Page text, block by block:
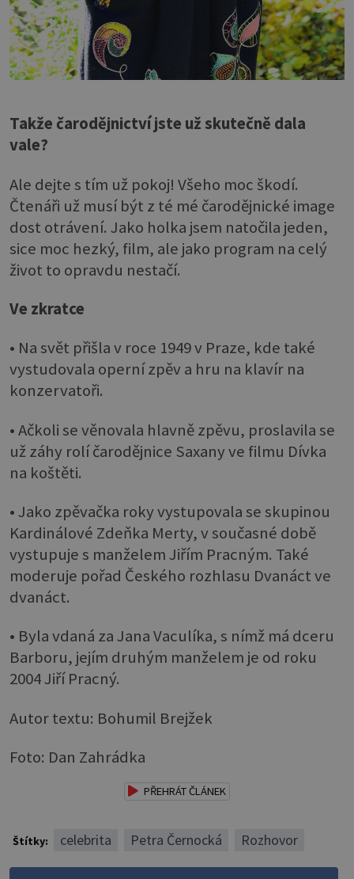
Takže čarodějnictví jste už skutečně dala
vale?
Ale dejte s tím už pokoj! Všeho moc škodí.
Čtenáři už musí být z té mé čarodějnické image
dost otrávení. Jako holka jsem natočila jeden,
sice moc hezký, film, ale jako program na celý
život to opravdu nestačí.
Ve zkratce
• Na svět přišla v roce 1949 v Praze, kde také
vystudovala operní zpěv a hru na klavír na
konzervatoři.
• Ačkoli se věnovala hlavně zpěvu, proslavila se
už záhy rolí čarodějnice Saxany ve filmu Dívka
na koštěti.
• Jako zpěvačka roky vystupovala se skupinou
Kardinálové Zdeňka Merty, v současné době
vystupuje s manželem Jiřím Pracným. Také
moderuje pořad Českého rozhlasu Dvanáct ve
dvanáct.
• Byla vdaná za Jana Vaculíka, s nímž má dceru
Barboru, jejím druhým manželem je od roku
2004 Jiří Pracný.
Autor textu: Bohumil Brejžek
Foto: Dan Zahrádka
PŘEHRÁT ČLÁNEK
Štítky: celebrita Petra Černocká Rozhovor